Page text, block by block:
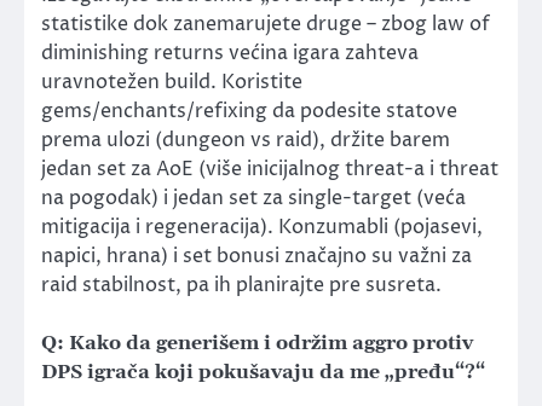
statistike dok zanemarujete druge – zbog law of
diminishing returns većina igara zahteva
uravnotežen build. Koristite
gems/enchants/refixing da podesite statove
prema ulozi (dungeon vs raid), držite barem
jedan set za AoE (više inicijalnog threat-a i threat
na pogodak) i jedan set za single-target (veća
mitigacija i regeneracija). Konzumabli (pojasevi,
napici, hrana) i set bonusi značajno su važni za
raid stabilnost, pa ih planirajte pre susreta.
Q: Kako da generišem i održim aggro protiv
DPS igrača koji pokušavaju da me „pređu“?“